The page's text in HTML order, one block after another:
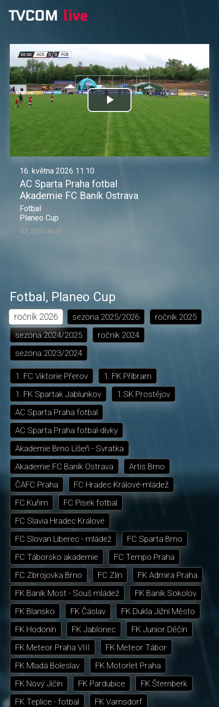
Přehrát
video
16. května 2026 11:10
AC Sparta Praha fotbal
Akademie FC Baník Ostrava
Fotbal
Planeo Cup
43 zhlédnutí
Fotbal, Planeo Cup
ročník 2026 sezóna 2025/2026 ročník 2025
sezóna 2024/2025 ročník 2024
sezóna 2023/2024
1. FC Viktorie Přerov
1. FK Příbram
1. FK Spartak Jablunkov
1.SK Prostějov
AC Sparta Praha fotbal
AC Sparta Praha fotbal-dívky
Akademie Brno Líšeň - Svratka
Akademie FC Baník Ostrava
Artis Brno
ČAFC Praha
FC Hradec Králové-mládež
FC Kuřim
FC Písek fotbal
FC Slavia Hradec Králové
FC Slovan Liberec - mládež
FC Sparta Brno
FC Táborsko akademie
FC Tempo Praha
FC Zbrojovka Brno
FC Zlín
FK Admira Praha
FK Baník Most - Souš mládež
FK Baník Sokolov
FK Blansko
FK Čáslav
FK Dukla Jižní Město
FK Hodonín
FK Jablonec
FK Junior Děčín
FK Meteor Praha VIII
FK Meteor Tábor
FK Mladá Boleslav
FK Motorlet Praha
FK Nový Jičín
FK Pardubice
FK Šternberk
FK Teplice - fotbal
FK Varnsdorf